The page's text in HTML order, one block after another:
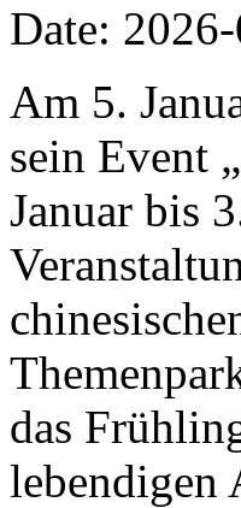
Date:
Am 5.
sein Event
Januar bis
das
lebendigen